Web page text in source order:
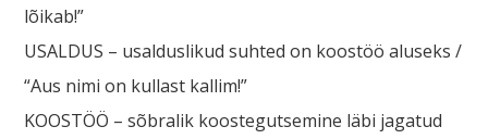
lõikab!”
USALDUS – usalduslikud suhted on koostöö aluseks /
“Aus nimi on kullast kallim!”
KOOSTÖÖ – sõbralik koostegutsemine läbi jagatud